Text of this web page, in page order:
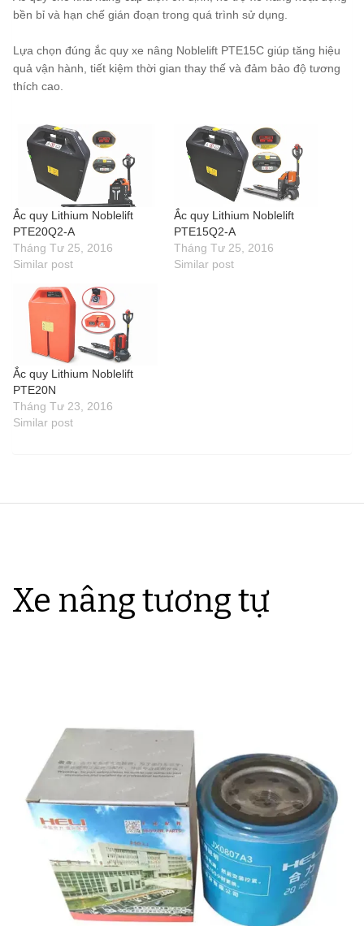
bền bỉ và hạn chế gián đoạn trong quá trình sử dụng.
Lựa chọn đúng ắc quy xe nâng Noblelift PTE15C giúp tăng hiệu
quả vận hành, tiết kiệm thời gian thay thế và đảm bảo độ tương
thích cao.
Ắc quy Lithium Noblelift
PTE20Q2-A
Tháng Tư 25, 2016
Similar post
Ắc quy Lithium Noblelift
PTE15Q2-A
Tháng Tư 25, 2016
Similar post
Ắc quy Lithium Noblelift
PTE20N
Tháng Tư 23, 2016
Similar post
Xe nâng tương tự